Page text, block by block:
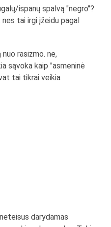
ispanų spalvą "negro"?
tai irgi įžeidu pagal
rasizmo. ne,
sąvoka kaip "asmeninė
tai tikrai veikia
darydamas